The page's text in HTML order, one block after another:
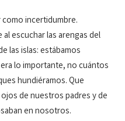
incertidum­bre.
escuchar las arengas del
las islas: estábamos
lo importante, no cuántos
hundiéra­mos. Que
de nuestros padres y de
en nosotros.